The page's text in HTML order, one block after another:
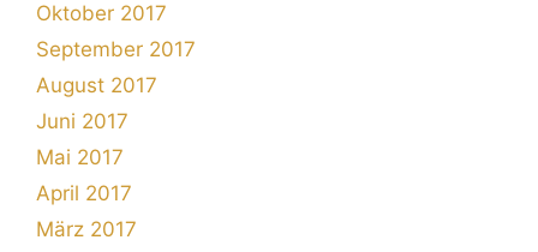
Oktober 2017
September 2017
August 2017
Juni 2017
Mai 2017
April 2017
März 2017